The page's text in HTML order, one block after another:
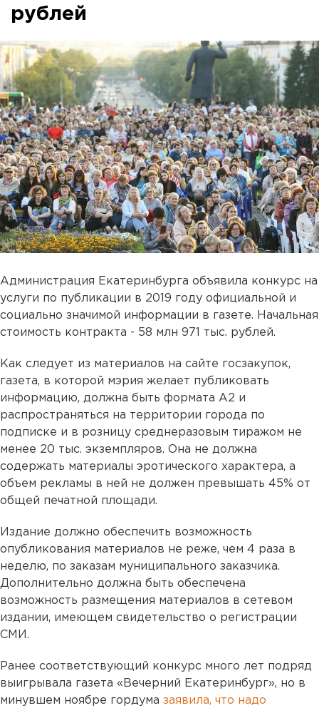
рублей
Администрация Екатеринбурга объявила конкурс на
услуги по публикации в 2019 году официальной и
социально значимой информации в газете. Начальная
стоимость контракта - 58 млн 971 тыс. рублей.
Как следует из материалов на сайте госзакупок,
газета, в которой мэрия желает публиковать
информацию, должна быть формата А2 и
распространяться на территории города по
подписке и в розницу среднеразовым тиражом не
менее 20 тыс. экземпляров. Она не должна
содержать материалы эротического характера, а
объем рекламы в ней не должен превышать 45% от
общей печатной площади.
Издание должно обеспечить возможность
опубликования материалов не реже, чем 4 раза в
неделю, по заказам муниципального заказчика.
Дополнительно должна быть обеспечена
возможность размещения материалов в сетевом
издании, имеющем свидетельство о регистрации
СМИ.
Ранее соответствующий конкурс много лет подряд
выигрывала газета «Вечерний Екатеринбург», но в
минувшем ноябре гордума заявила, что надо